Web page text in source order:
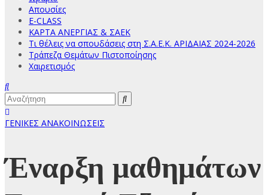
Απουσίες
E-CLASS
ΚΑΡΤΑ ΑΝΕΡΓΙΑΣ & ΣΑΕΚ
Τι θέλεις να σπουδάσεις στη Σ.Α.Ε.Κ. ΑΡΙΔΑΙΑΣ 2024-2026
Τράπεζα Θεμάτων Πιστοποίησης
Χαιρετισμός
ΓΕΝΙΚΕΣ ΑΝΑΚΟΙΝΩΣΕΙΣ
Έναρξη μαθημάτων